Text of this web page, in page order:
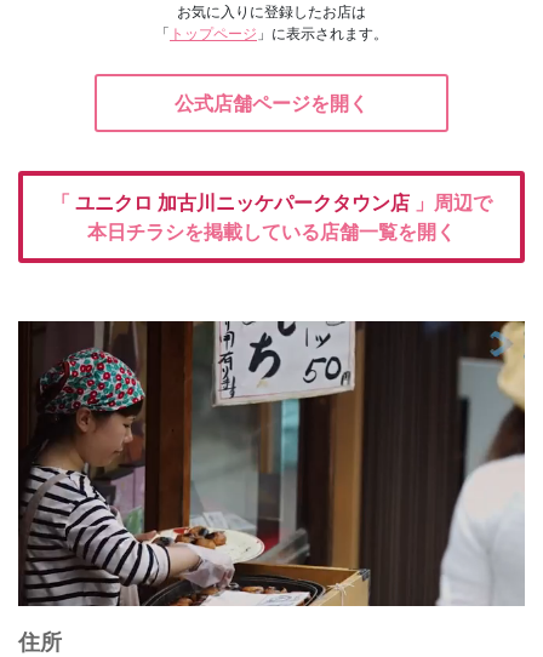
お気に入りに登録したお店は
「 トップページ 」に表示されます。
公式店舗ページを開く
「 ユニクロ 加古川ニッケパークタウン店 」周辺で
本日チラシを掲載している店舗一覧を開く
住所